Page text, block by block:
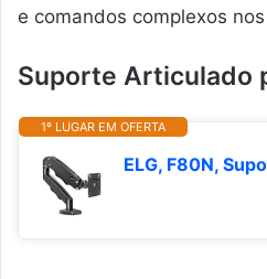
e comandos complexos
Suporte Articulado
1º LUGAR EM OFERTA